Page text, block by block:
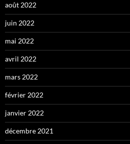
août 2022
juin 2022
mai 2022
avril 2022
mars 2022
février 2022
janvier 2022
décembre 2021